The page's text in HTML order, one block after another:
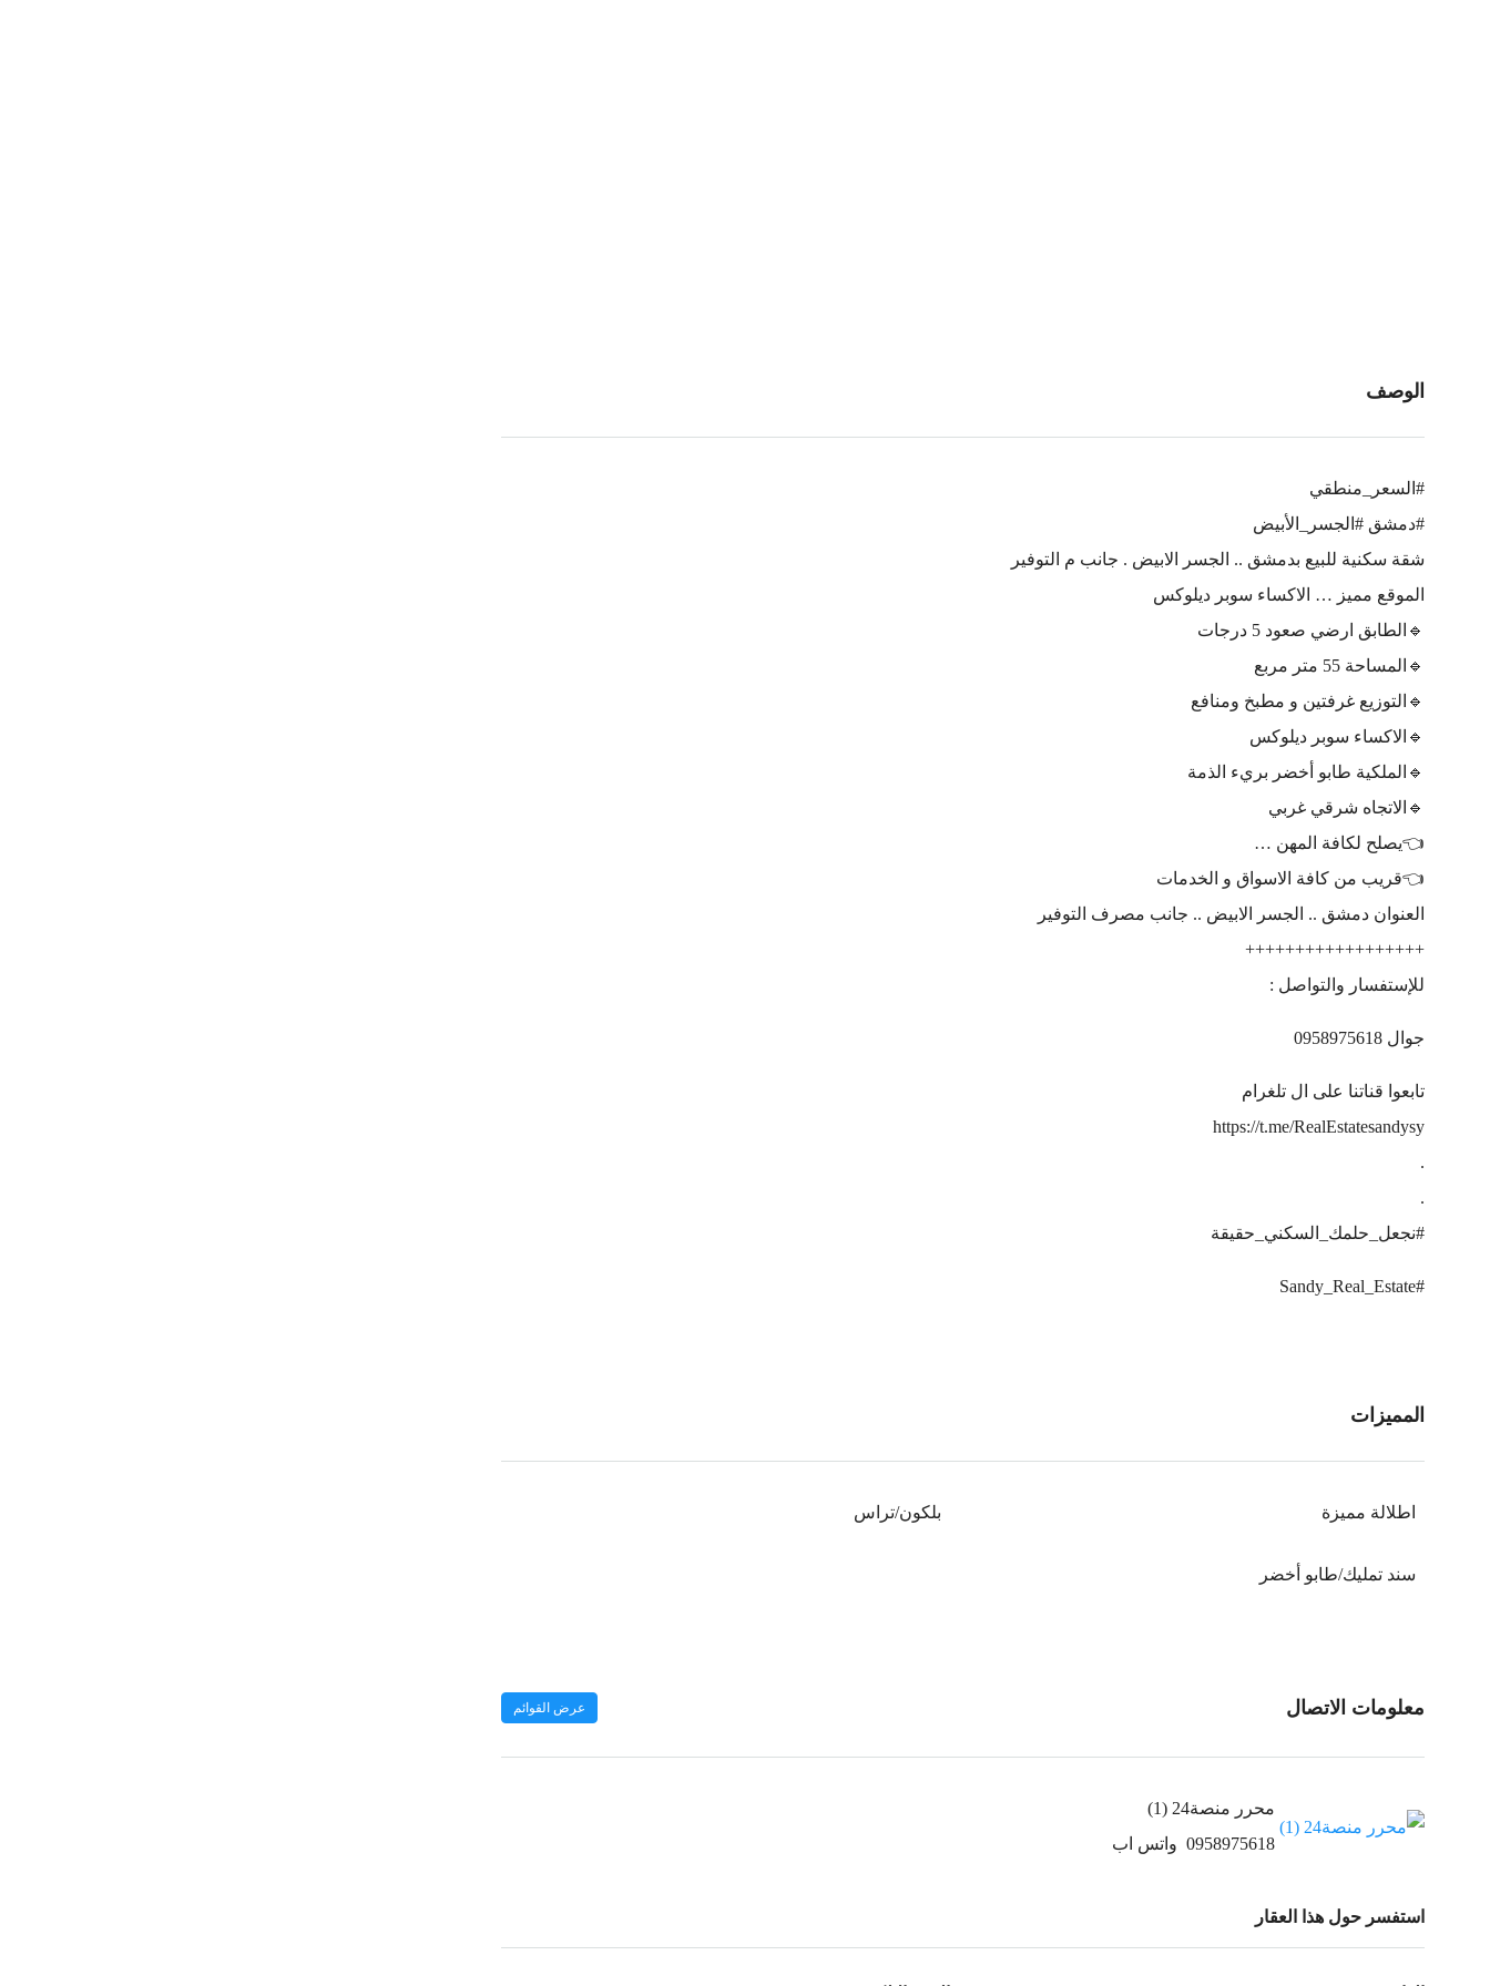
الوصف
#السعر_منطقي
#دمشق #الجسر_الأبيض
شقة سكنية للبيع بدمشق .. الجسر الابيض . جانب م التوفير
الموقع مميز … الاكساء سوبر ديلوكس
🔹️الطابق ارضي صعود 5 درجات
🔹️المساحة 55 متر مربع
🔹️التوزيع غرفتين و مطبخ ومنافع
🔹️الاكساء سوبر ديلوكس
🔹️الملكية طابو أخضر بريء الذمة
🔹️الاتجاه شرقي غربي
👈يصلح لكافة المهن …
👈قريب من كافة الاسواق و الخدمات
العنوان دمشق .. الجسر الابيض .. جانب مصرف التوفير
++++++++++++++++++
للإستفسار والتواصل :
جوال 0958975618
تابعوا قناتنا على ال تلغرام
https://t.me/RealEstatesandysy
.
.
#نجعل_حلمك_السكني_حقيقة
#Sandy_Real_Estate
المميزات
اطلالة مميزة بلكون/تراس
سند تمليك/طابو أخضر
معلومات الاتصال عرض القوائم
محرر منصة24 (1)
0958975618 واتس اب
استفسر حول هذا العقار